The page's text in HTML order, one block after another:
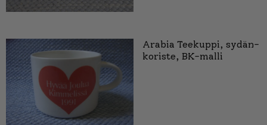
Arabia Teekuppi, sydän-
koriste, BK-malli